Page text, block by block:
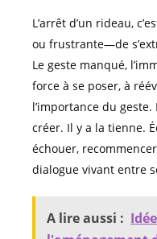
L’arrêt d’un rideau,
ou frustrante—de
Le geste manqué,
force à se poser, à
l’importance du
créer. Il y a la tienne.
échouer,
dialogue vivant entre
A lire aussi :